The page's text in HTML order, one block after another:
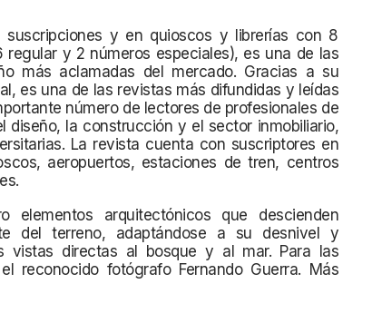
suscripciones y en quioscos y librerías con 8
y 2 números especiales), es una de las
más aclamadas del mercado. Gracias a su
es una de las revistas más difundidas y leídas
número de lectores de profesionales de
diseño, la construcción y el sector inmobiliario,
La revista cuenta con suscriptores en
aeropuertos, estaciones de tren, centros
elementos arquitectónicos que descienden
del terreno, adaptándose a su desnivel y
vistas directas al bosque y al mar.⁣ Para las
reconocido fotógrafo Fernando Guerra. Más